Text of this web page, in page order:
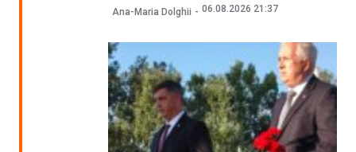
Ana-Maria Dolghii 06.08.2026 21:37